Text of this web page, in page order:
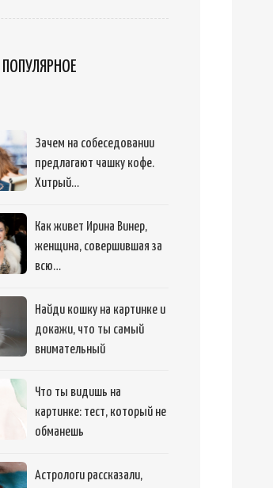
ПОПУЛЯРНОЕ
Зачем на собеседовании
предлагают чашку кофе.
Хитрый…
Как живет Ирина Винер,
женщина, совершившая за
всю…
Найди кошку на картинке и
докажи, что ты самый
внимательный
Что ты видишь на
картинке: тест, который не
обманешь
Астрологи рассказали,